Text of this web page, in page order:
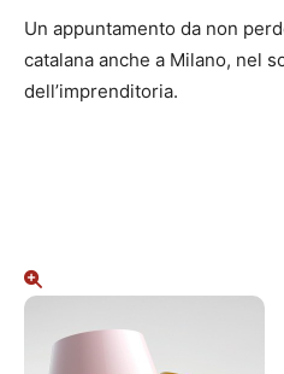
Un appuntamento da non
catalana anche a Milano, nel
dell’imprenditoria.